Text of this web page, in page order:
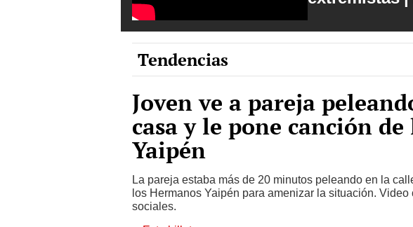
Tendencias
Joven ve a pareja
casa y le pone canción
Yaipén
La pareja estaba más de 20 minutos peleando en la
los Hermanos Yaipén para amenizar la situación. Video
sociales.